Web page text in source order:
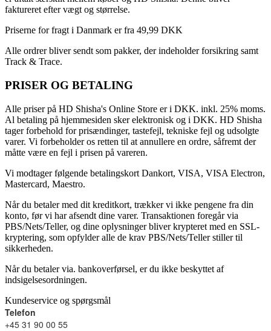
faktureret efter vægt og størrelse.
Priserne for fragt i Danmark er fra 49,99 DKK
Alle ordrer bliver sendt som pakker, der indeholder forsikring samt
Track & Trace.
PRISER OG BETALING
Alle priser på HD Shisha's Online Store er i DKK. inkl. 25% moms.
Al betaling på hjemmesiden sker elektronisk og i DKK. HD Shisha
tager forbehold for prisændinger, tastefejl, tekniske fejl og udsolgte
varer. Vi forbeholder os retten til at annullere en ordre, såfremt der
måtte være en fejl i prisen på vareren.
Vi modtager følgende betalingskort Dankort, VISA, VISA Electron,
Mastercard, Maestro.
Når du betaler med dit kreditkort, trækker vi ikke pengene fra din
konto, før vi har afsendt dine varer. Transaktionen foregår via
PBS/Nets/Teller, og dine oplysninger bliver krypteret med en SSL-
kryptering, som opfylder alle de krav PBS/Nets/Teller stiller til
sikkerheden.
Når du betaler via. bankoverførsel, er du ikke beskyttet af
indsigelsesordningen.
Kundeservice og spørgsmål
Telefon
+45 31 90 00 55